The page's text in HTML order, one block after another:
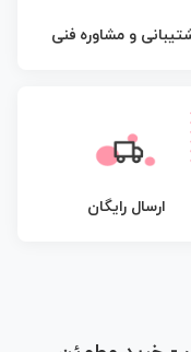
و مشاوره فنی
ارسال رایگان